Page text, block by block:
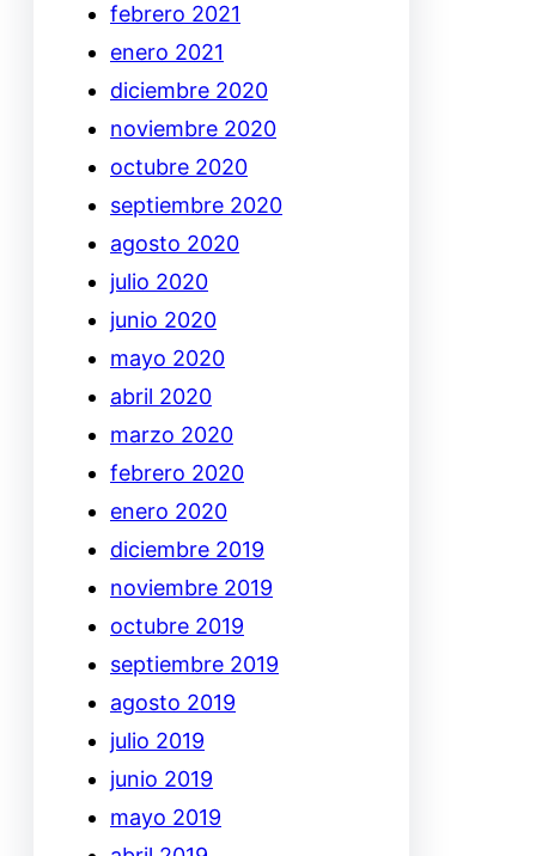
febrero 2021
enero 2021
diciembre 2020
noviembre 2020
octubre 2020
septiembre 2020
agosto 2020
julio 2020
junio 2020
mayo 2020
abril 2020
marzo 2020
febrero 2020
enero 2020
diciembre 2019
noviembre 2019
octubre 2019
septiembre 2019
agosto 2019
julio 2019
junio 2019
mayo 2019